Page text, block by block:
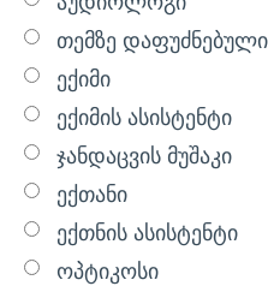
თემზე
ექიმი
ექიმის ასისტენტი
ჯანდაცვის მუშაკი
ექთანი
ექთნის ასისტენტი
ოპტიკოსი